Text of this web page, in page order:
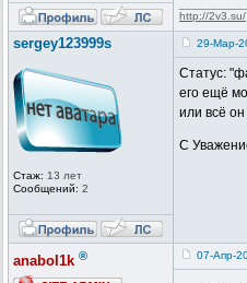
http://2v3.su/
sergey123999s
Стаж: 13 лет
Сообщений: 2
29-Мар-
Статус:
его ещё
или всё
С
anabol1k ® 07-Апр-